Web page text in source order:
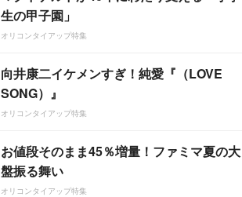
生の甲子園」
オリコンタイアップ特集
向井康二イケメンすぎ！純愛『（LOVE
SONG）』
オリコンタイアップ特集
お値段そのまま45％増量！ファミマ夏の大
盤振る舞い
オリコンタイアップ特集